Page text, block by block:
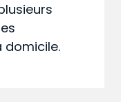
domicile.